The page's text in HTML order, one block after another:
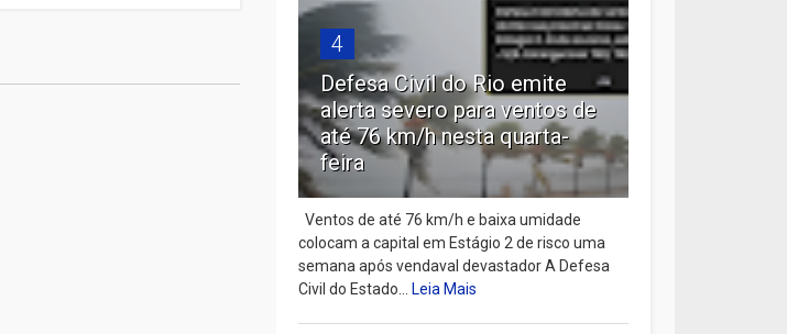
4
Defesa Civil do Rio emite
alerta severo para ventos de
até 76 km/h nesta quarta-
feira
Ventos de até 76 km/h e baixa umidade
colocam a capital em Estágio 2 de risco uma
semana após vendaval devastador A Defesa
Civil do Estado...Leia Mais